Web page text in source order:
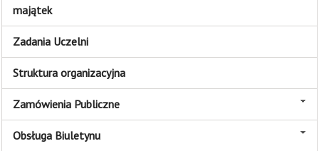
majątek
Zadania Uczelni
Struktura organizacyjna
Zamówienia Publiczne
Obsługa Biuletynu